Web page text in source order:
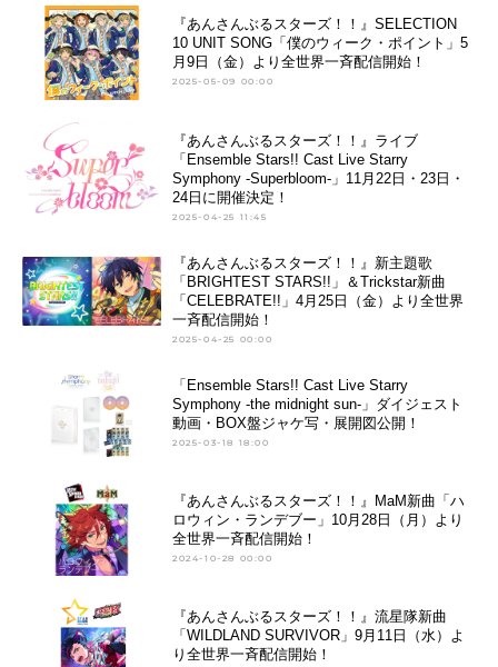
『あんさんぶるスターズ！！』SELECTION
10 UNIT SONG「僕のウィーク・ポイント」5
月9日（金）より全世界一斉配信開始！
2025-05-09 00:00
『あんさんぶるスターズ！！』ライブ
「Ensemble Stars!! Cast Live Starry
Symphony -Superbloom-」11月22日・23日・
24日に開催決定！
2025-04-25 11:45
『あんさんぶるスターズ！！』新主題歌
「BRIGHTEST STARS!!」＆Trickstar新曲
「CELEBRATE!!」4月25日（金）より全世界
一斉配信開始！
2025-04-25 00:00
「Ensemble Stars!! Cast Live Starry
Symphony -the midnight sun-」ダイジェスト
動画・BOX盤ジャケ写・展開図公開！
2025-03-18 18:00
『あんさんぶるスターズ！！』MaM新曲「ハ
ロウィン・ランデブー」10月28日（月）より
全世界一斉配信開始！
2024-10-28 00:00
『あんさんぶるスターズ！！』流星隊新曲
「WILDLAND SURVIVOR」9月11日（水）よ
り全世界一斉配信開始！